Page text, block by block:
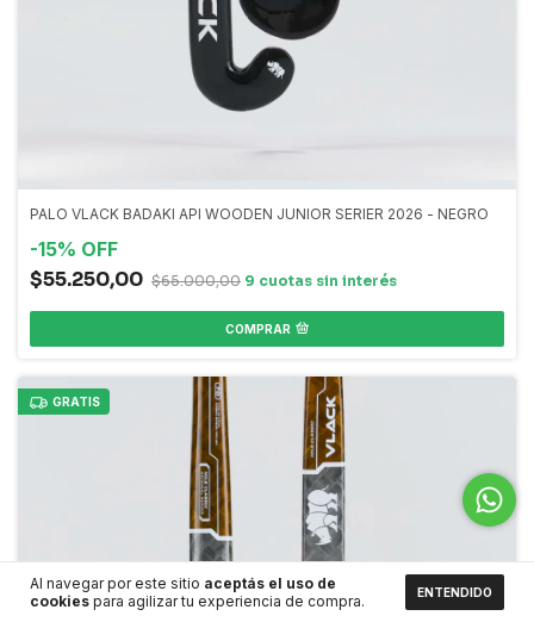
Al navegar por este sitio aceptás el uso de
cookies para agilizar tu experiencia de compra. ENTENDIDO
PALO VLACK BADAKI API WOODEN JUNIOR SERIER 2026 - NEGRO
-15% OFF
$55.250,00 $65.000,00
COMPRAR
GRATIS